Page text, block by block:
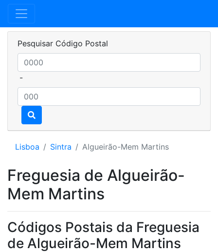
Pesquisar Código Postal
-
Lisboa Sintra Algueirão-Mem Martins
Freguesia de Algueirão-
Mem Martins
Códigos Postais da Freguesia
de Algueirão-Mem Martins